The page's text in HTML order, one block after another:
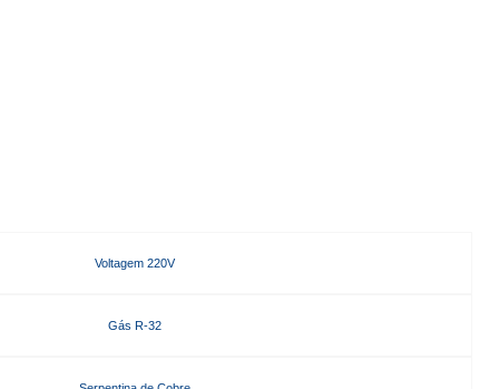
Voltagem 220V
Gás R-32